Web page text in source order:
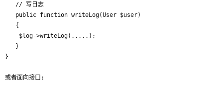
   // 写日志
   public function writeLog(User $user)
   {
   }
}
或者面向接口: